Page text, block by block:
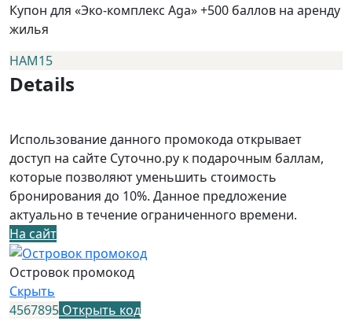
Купон для «Эко-комплекс Aga» +500 баллов на аренду
жилья
НАМ15
Details
Использование данного промокода открывает
доступ на сайте Суточно.ру к подарочным баллам,
которые позволяют уменьшить стоимость
бронирования до 10%. Данное предложение
актуально в течение ограниченного времени.
На сайт
Островок промокод
Скрыть
4567895 Открыть код